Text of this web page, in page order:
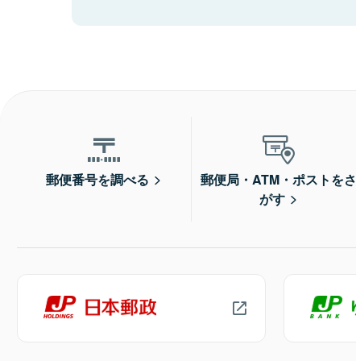
郵便番号を調べる
郵便局・ATM・ポストをさ
がす